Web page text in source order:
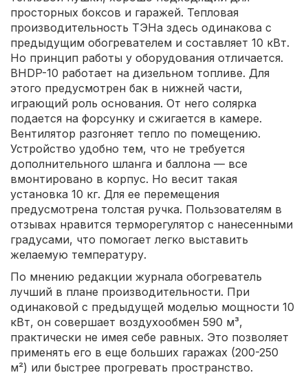
просторных боксов и гаражей. Тепловая
производительность ТЭНа здесь одинакова с
предыдущим обогревателем и составляет 10 кВт.
Но принцип работы у оборудования отличается.
BHDP-10 работает на дизельном топливе. Для
этого предусмотрен бак в нижней части,
играющий роль основания. От него солярка
подается на форсунку и сжигается в камере.
Вентилятор разгоняет тепло по помещению.
Устройство удобно тем, что не требуется
дополнительного шланга и баллона — все
вмонтировано в корпус. Но весит такая
установка 10 кг. Для ее перемещения
предусмотрена толстая ручка. Пользователям в
отзывах нравится терморегулятор с нанесенными
градусами, что помогает легко выставить
желаемую температуру.
По мнению редакции журнала обогреватель
лучший в плане производительности. При
одинаковой с предыдущей моделью мощности 10
кВт, он совершает воздухообмен 590 м³,
практически не имея себе равных. Это позволяет
применять его в еще больших гаражах (200-250
м²) или быстрее прогревать пространство.